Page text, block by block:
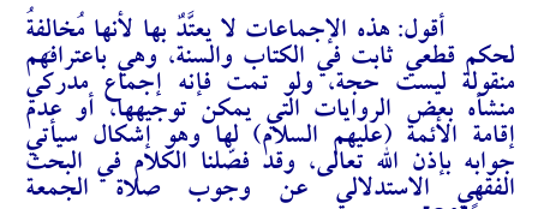
أقول: هذه الإجماعات لا يعتَّدٌ بها لأنها مُخالِفةُ
لحكم قطعي ثابت في الكتاب والسنة، وهي باعترافهم
منقولة ليست حجة، ولو تمت فإنه إجماع مدركي
منشأه بعض الروايات التي يمكن توجيهها، أو عدم
إقامة الأئمة (عليهم السلام) لها وهو إشكال سيأتي
جوابه بإذن الله تعالى، وقد فصّلنا الكلام في البحث
الفقهي الاستدلالي عن وجوب صلاة الجمعة